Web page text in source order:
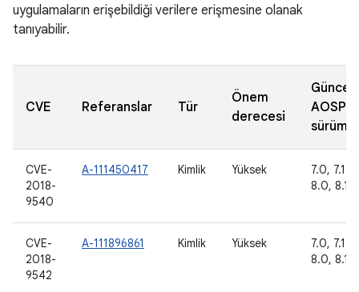
uygulamaların erişebildiği verilere erişmesine olanak
tanıyabilir.
CVE Referanslar Tür
Önem
derecesi
AOSP
CVE-
2018-
9540
A-111450417 Kimlik Yüksek
7.0, 7.1.1,
8.0, 8.1,
CVE-
2018-
9542
A-111896861 Kimlik Yüksek
7.0, 7.1.1,
8.0, 8.1,